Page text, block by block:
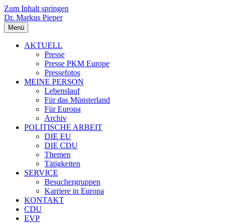
Zum Inhalt springen
Dr. Markus Pieper
Menü
AKTUELL
Presse
Presse PKM Europe
Pressefotos
MEINE PERSON
Lebenslauf
Für das Münsterland
Für Europa
Archiv
POLITISCHE ARBEIT
DIE EU
DIE CDU
Themen
Tätigkeiten
SERVICE
Besuchergruppen
Karriere in Europa
KONTAKT
CDU
EVP